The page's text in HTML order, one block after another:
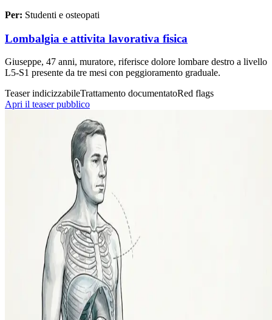
Per: Studenti e osteopati
Lombalgia e attivita lavorativa fisica
Giuseppe, 47 anni, muratore, riferisce dolore lombare destro a livello
L5-S1 presente da tre mesi con peggioramento graduale.
Teaser indicizzabileTrattamento documentatoRed flags
Apri il teaser pubblico